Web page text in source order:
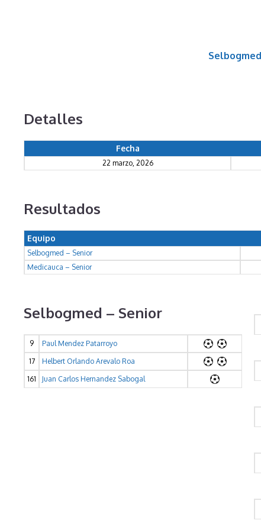
Detalles
Fecha
22 marzo, 2026
Resultados
Equipo
Selbogmed – Senior
Medicauca – Senior
Selbogmed – Senior
9
Paul Mendez Patarroyo
17
Helbert Orlando Arevalo Roa
161
Juan Carlos Hernandez Sabogal